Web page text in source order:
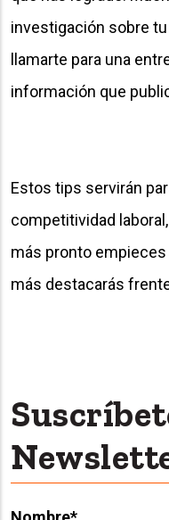
investigación sobre
llamarte para una
información que
Estos tips servirán
competitividad
más pronto
más destacarás